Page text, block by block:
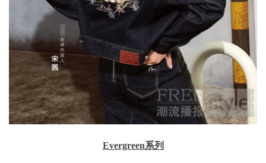
Evergreen系列